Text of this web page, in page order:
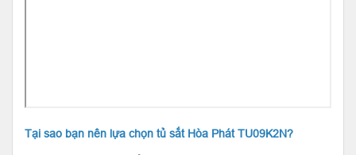
Tại sao bạn nên lựa chọn tủ sắt Hòa Phát TU09K2N?